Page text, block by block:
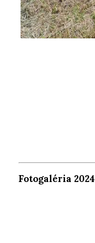
Fotogaléria 2024